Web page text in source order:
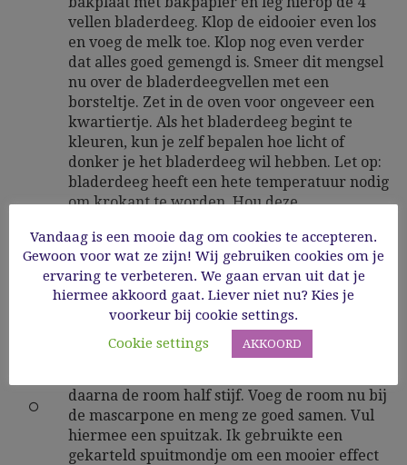
vellen bladerdeeg. Klop de eidooier even los
en voeg de melk toe. Klop nog even verder
dat alles goed gemengd is. Smeer dit mengsel
nu over de bladerdeegvellen met een
borsteltje. Zet in de oven voor ongeveer een
kwartiertje. Als het bladerdeeg begint te
kleuren, kun je zelf bepalen hoe licht of
donker je het bladerdeeg wil hebben. Let op:
bladerdeeg heeft een hete temperatuur nodig
om krokant te worden. Hou deze
Ondertussen neem je 2 maatbekers. In de ene
doe je de mascarpone en in de andere de
daarna de room half stijf. Voeg de room nu bij
de mascarpone en meng ze goed samen. Vul
hiermee een spuitzak. Ik gebruikte een
gekarteld spuitmondje om een mooier effect
Vandaag is een mooie dag om cookies te accepteren.
Gewoon voor wat ze zijn! Wij gebruiken cookies om je
ervaring te verbeteren. We gaan ervan uit dat je
hiermee akkoord gaat. Liever niet nu? Kies je
voorkeur bij cookie settings.
Cookie settings
AKKOORD